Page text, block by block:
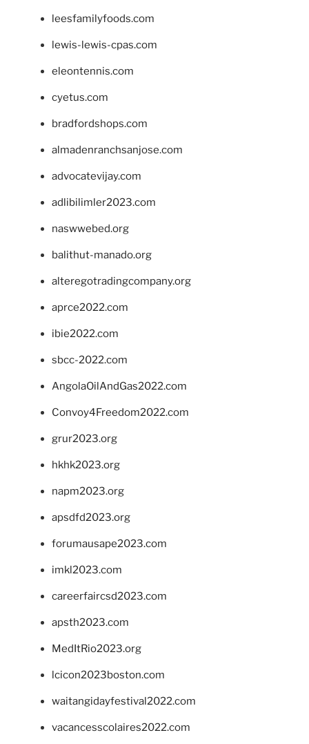
leesfamilyfoods.com
lewis-lewis-cpas.com
eleontennis.com
cyetus.com
bradfordshops.com
almadenranchsanjose.com
advocatevijay.com
adlibilimler2023.com
naswwebed.org
balithut-manado.org
alteregotradingcompany.org
aprce2022.com
ibie2022.com
sbcc-2022.com
AngolaOilAndGas2022.com
Convoy4Freedom2022.com
grur2023.org
hkhk2023.org
napm2023.org
apsdfd2023.org
forumausape2023.com
imkl2023.com
careerfaircsd2023.com
apsth2023.com
MedItRio2023.org
lcicon2023boston.com
waitangidayfestival2022.com
vacancesscolaires2022.com